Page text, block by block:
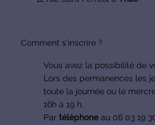
Vous avez la possibilité de
Lors des permanences les
toute la journée ou le
16h à 19 h.
Par téléphoneau 06 03 19
Comment s'inscrire ?